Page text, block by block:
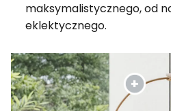
maksymalistycznego, od
eklektycznego.